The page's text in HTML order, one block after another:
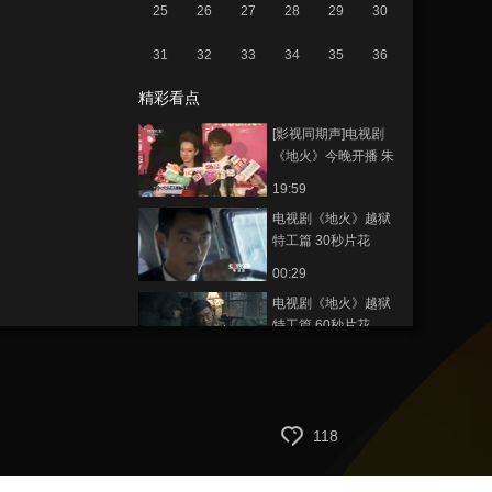
25 26 27 28 29 30
31 32 33 34 35 36
精彩看点
[影视同期声]电视剧
《地火》今晚开播 朱
19:59
电视剧《地火》越狱
特工篇 30秒片花
00:29
电视剧《地火》越狱
特工篇 60秒片花
军展开激战
02:13
电视剧《地火》精彩
118